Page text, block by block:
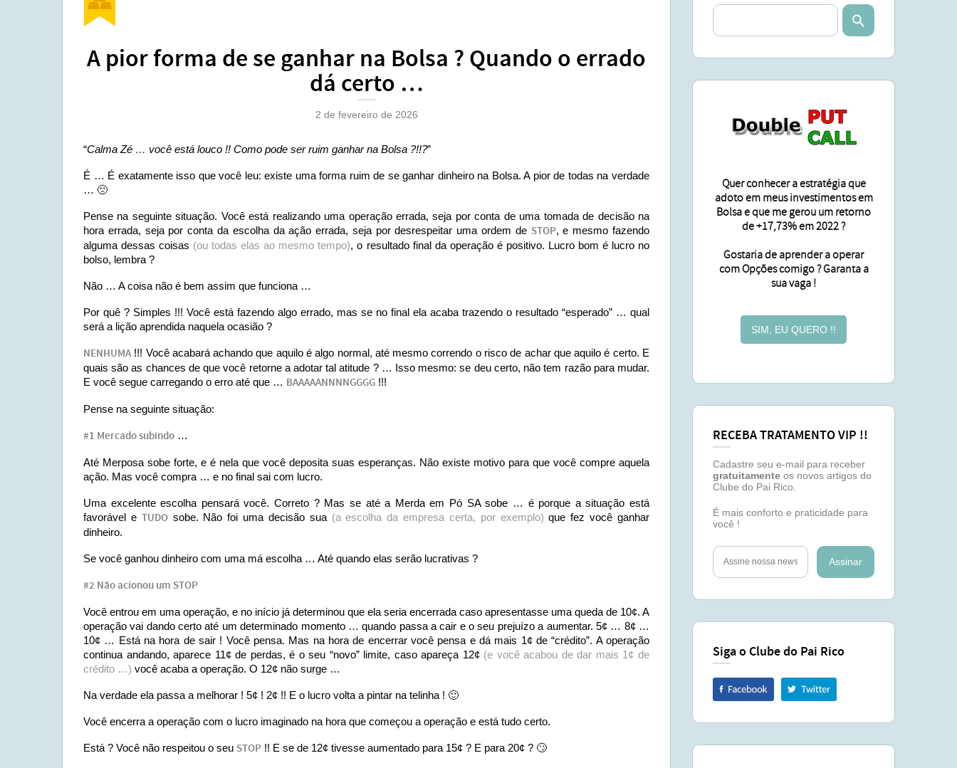
A pior forma de se ganhar na Bolsa ? Quando o errado
dá certo …
2 de fevereiro de 2026
“Calma Zé … você está louco !! Como pode ser ruim ganhar na Bolsa ?!!?”
É … É exatamente isso que você leu: existe uma forma ruim de se ganhar dinheiro na Bolsa. A pior de todas na verdade
… 🙁
Pense na seguinte situação. Você está realizando uma operação errada, seja por conta de uma tomada de decisão na
hora errada, seja por conta da escolha da ação errada, seja por desrespeitar uma ordem de STOP, e mesmo fazendo
alguma dessas coisas (ou todas elas ao mesmo tempo), o resultado final da operação é positivo. Lucro bom é lucro no
bolso, lembra ?
Não … A coisa não é bem assim que funciona …
Por quê ? Simples !!! Você está fazendo algo errado, mas se no final ela acaba trazendo o resultado “esperado” … qual
será a lição aprendida naquela ocasião ?
NENHUMA !!! Você acabará achando que aquilo é algo normal, até mesmo correndo o risco de achar que aquilo é certo. E
quais são as chances de que você retorne a adotar tal atitude ? … Isso mesmo: se deu certo, não tem razão para mudar.
E você segue carregando o erro até que … BAAAAANNNNGGGG !!!
Pense na seguinte situação:
#1 Mercado subindo …
Até Merposa sobe forte, e é nela que você deposita suas esperanças. Não existe motivo para que você compre aquela
ação. Mas você compra … e no final sai com lucro.
Uma excelente escolha pensará você. Correto ? Mas se até a Merda em Pó SA sobe … é porque a situação está
favorável e TUDOsobe. Não foi uma decisão sua (a escolha da empresa certa, por exemplo) que fez você ganhar
dinheiro.
Se você ganhou dinheiro com uma má escolha … Até quando elas serão lucrativas ?
#2 Não acionou um STOP
Você entrou em uma operação, e no início já determinou que ela seria encerrada caso apresentasse uma queda de 10¢. A
operação vai dando certo até um determinado momento … quando passa a cair e o seu prejuízo a aumentar. 5¢ … 8¢ …
10¢ … Está na hora de sair ! Você pensa. Mas na hora de encerrar você pensa e dá mais 1¢ de “crédito”. A operação
continua andando, aparece 11¢ de perdas, é o seu “novo” limite, caso apareça 12¢ (e você acabou de dar mais 1¢ de
crédito …) você acaba a operação. O 12¢ não surge …
Na verdade ela passa a melhorar ! 5¢ ! 2¢ !! E o lucro volta a pintar na telinha ! 🙂
Você encerra a operação com o lucro imaginado na hora que começou a operação e está tudo certo.
Está ? Você não respeitou o seu STOP !! E se de 12¢ tivesse aumentado para 15¢ ? E para 20¢ ? 🙄
Quer conhecer a estratégia que
adoto em meus investimentos em
Bolsa e que me gerou um retorno
de +17,73% em 2022 ?
Gostaria de aprender a operar
com Opções comigo ? Garanta a
sua vaga !
SIM, EU QUERO !!
RECEBA TRATAMENTO VIP !!
Cadastre seu e-mail para receber
gratuitamente os novos artigos do
Clube do Pai Rico.
É mais conforto e praticidade para
você !
Assinar
Siga o Clube do Pai Rico